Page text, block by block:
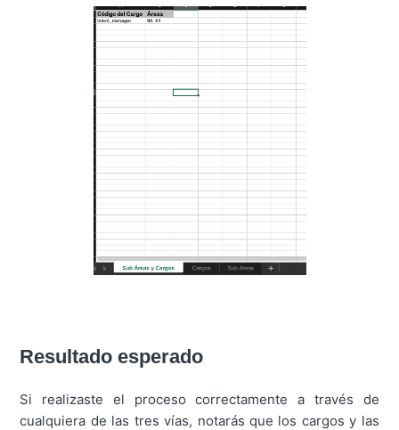
Resultado esperado
Si realizaste el proceso correctamente a través de
cualquiera de las tres vías, notarás que los cargos y las